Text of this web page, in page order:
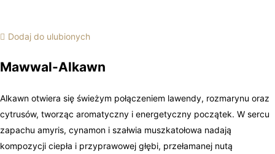
Dodaj do ulubionych
Mawwal-Alkawn
Alkawn otwiera się świeżym połączeniem lawendy, rozmarynu oraz
cytrusów, tworząc aromatyczny i energetyczny początek. W sercu
zapachu amyris, cynamon i szałwia muszkatołowa nadają
kompozycji ciepła i przyprawowej głębi, przełamanej nutą